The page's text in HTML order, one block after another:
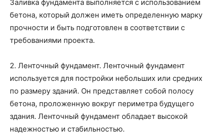
Заливка фундамента выполняется с использованием
бетона, который должен иметь определенную марку
прочности и быть подготовлен в соответствии с
требованиями проекта.
2. Ленточный фундамент. Ленточный фундамент
используется для постройки небольших или средних
по размеру зданий. Он представляет собой полосу
бетона, проложенную вокруг периметра будущего
здания. Ленточный фундамент обладает высокой
надежностью и стабильностью.